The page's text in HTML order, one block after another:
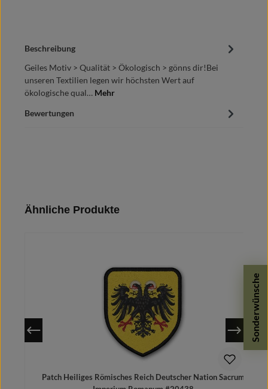
Sonderwünsche
Beschreibung
Geiles Motiv > Qualität > Ökologisch > gönns dir!Bei
unseren Textilien legen wir höchsten Wert auf
ökologische qual… Mehr
Bewertungen
Produktgalerie überspringen
Ähnliche Produkte
Patch Heiliges Römisches Reich Deutscher Nation Sacrum